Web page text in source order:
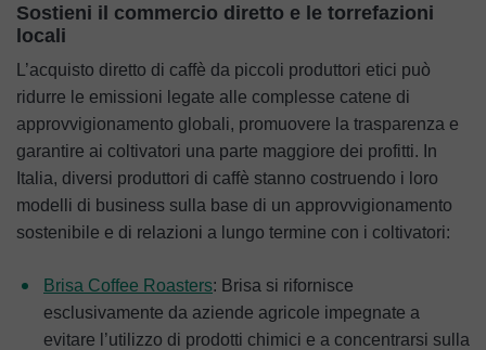
Sostieni il commercio diretto e le torrefazioni
locali
L’acquisto diretto di caffè da piccoli produttori etici può
ridurre le emissioni legate alle complesse catene di
approvvigionamento globali, promuovere la trasparenza e
garantire ai coltivatori una parte maggiore dei profitti. In
Italia, diversi produttori di caffè stanno costruendo i loro
modelli di business sulla base di un approvvigionamento
sostenibile e di relazioni a lungo termine con i coltivatori:
Brisa Coffee Roasters: Brisa si rifornisce
esclusivamente da aziende agricole impegnate a
evitare l’utilizzo di prodotti chimici e a concentrarsi sulla